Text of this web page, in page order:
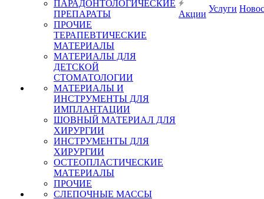
ПАРАДОНТОЛОГИЧЕСКИЕ
ПРЕПАРАТЫ
ПРОЧИЕ
ТЕРАПЕВТИЧЕСКИЕ
МАТЕРИАЛЫ
МАТЕРИАЛЫ ДЛЯ
ДЕТСКОЙ
СТОМАТОЛОГИИ
МАТЕРИАЛЫ И
ИНСТРУМЕНТЫ ДЛЯ
ИМПЛАНТАЦИИ
ШОВНЫЙ МАТЕРИАЛ ДЛЯ
ХИРУРГИИ
ИНСТРУМЕНТЫ ДЛЯ
ХИРУРГИИ
ОСТЕОПЛАСТИЧЕСКИЕ
МАТЕРИАЛЫ
ПРОЧИЕ
СЛЕПОЧНЫЕ МАССЫ
Акции
Услуги